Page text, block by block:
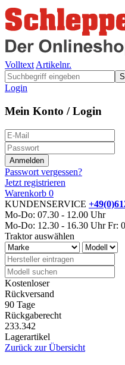
Volltext Artikelnr.
Login
Mein Konto / Login
Passwort vergessen?
Jetzt registrieren
Warenkorb 0
KUNDENSERVICE
Mo-Do: 07.30 - 12.00 Uhr
Mo-Do: 12.30 - 16.30 Uhr Fr:
Traktor auswählen
Kostenloser
Rückversand
90 Tage
Rückgaberecht
233.342
Lagerartikel
Zurück zur Übersicht